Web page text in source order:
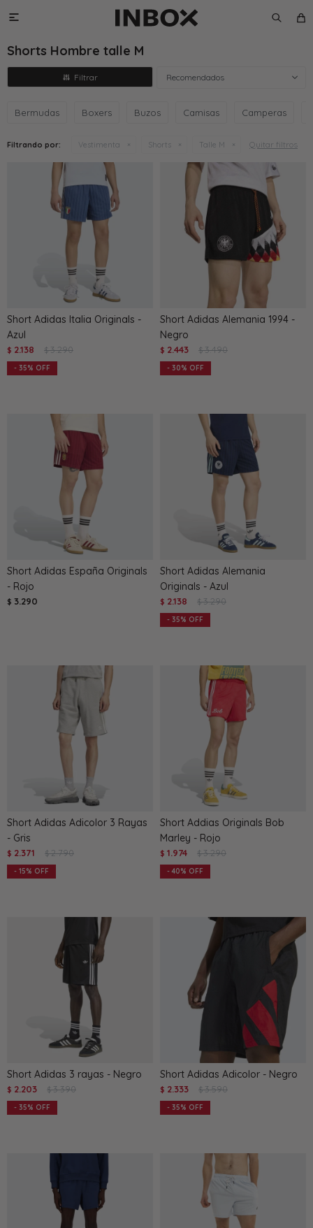

Shorts Hombre talle M
Recomendados
Bermudas Boxers Buzos Camisas Camperas
Filtrando por: Vestimenta Shorts Talle M Quitar filtros
Short Adidas Italia Originals -
Azul
$ 2.138 $ 3.290
35
Short Adidas Alemania 1994 -
Negro
$ 2.443 $ 3.490
30
Short Adidas España Originals
- Rojo
$ 3.290
Short Adidas Alemania
Originals - Azul
$ 2.138 $ 3.290
35
Short Adidas Adicolor 3 Rayas
- Gris
$ 2.371 $ 2.790
15
Short Addias Originals Bob
Marley - Rojo
$ 1.974 $ 3.290
40
Short Adidas 3 rayas - Negro
$ 2.203 $ 3.390
35
Short Adidas Adicolor - Negro
$ 2.333 $ 3.590
35